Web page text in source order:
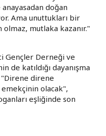
doğan
Ama unuttukları bir
mutlaka kazanır."
Gençler Derneği ve
de katıldığı dayanışma
direne
olacak",
eşliğinde son